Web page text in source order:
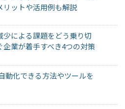
リットや活用例も解説
少による課題をどう乗り切
企業が着手すべき4つの対策
動化できる方法やツールを